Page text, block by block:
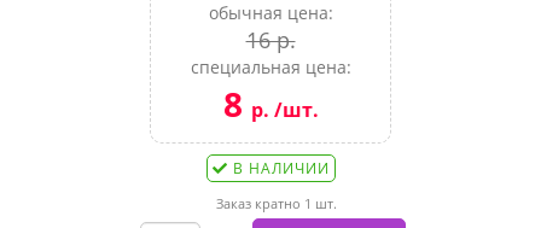
обычная цена:
16 р.
специальная цена:
8 р. /шт.
В НАЛИЧИИ
Заказ кратно 1 шт.